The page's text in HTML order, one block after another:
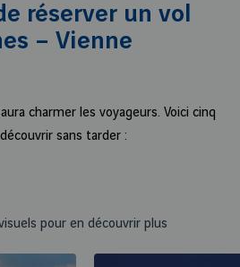
réserver un vol
– Vienne
charmer les voyageurs. Voici cinq
sans tarder :
pour en découvrir plus